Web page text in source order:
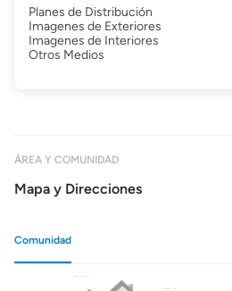
Planes de Distribución
Imagenes de Exteriores
Imagenes de Interiores
Otros Medios
ÁREA Y COMUNIDAD
Mapa y Direcciones
Comunidad